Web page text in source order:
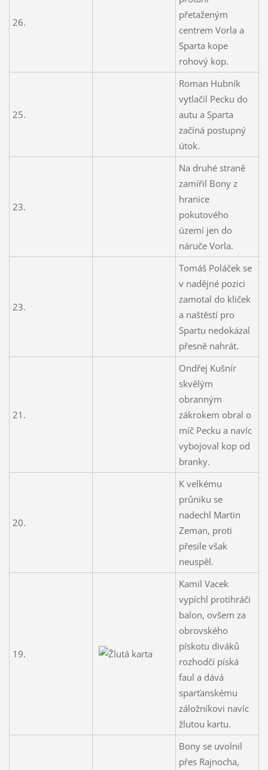
26.
přetaženým
centrem Vorla a
Sparta kope
rohový kop.
25.
Roman Hubník
vytlačil Pecku do
autu a Sparta
začíná postupný
útok.
23.
Na druhé straně
zamířil Bony z
hranice
pokutového
území jen do
náruče Vorla.
23.
Tomáš Poláček se
v nadějné pozici
zamotal do kliček
a naštěstí pro
Spartu nedokázal
přesně nahrát.
21.
Ondřej Kušnír
skvělým
obranným
zákrokem obral o
míč Pecku a navíc
vybojoval kop od
branky.
20.
K velkému
průniku se
nadechl Martin
Zeman, proti
přesile však
neuspěl.
19.
Kamil Vacek
vypíchl protihráči
balon, ovšem za
obrovského
pískotu diváků
rozhodčí píská
faul a dává
sparťanskému
záložníkovi navíc
žlutou kartu.
Bony se uvolnil
přes Rajnocha,